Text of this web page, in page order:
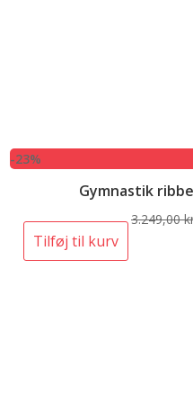
-23%
Gymnastik
3.249,00
Tilføj til kurv